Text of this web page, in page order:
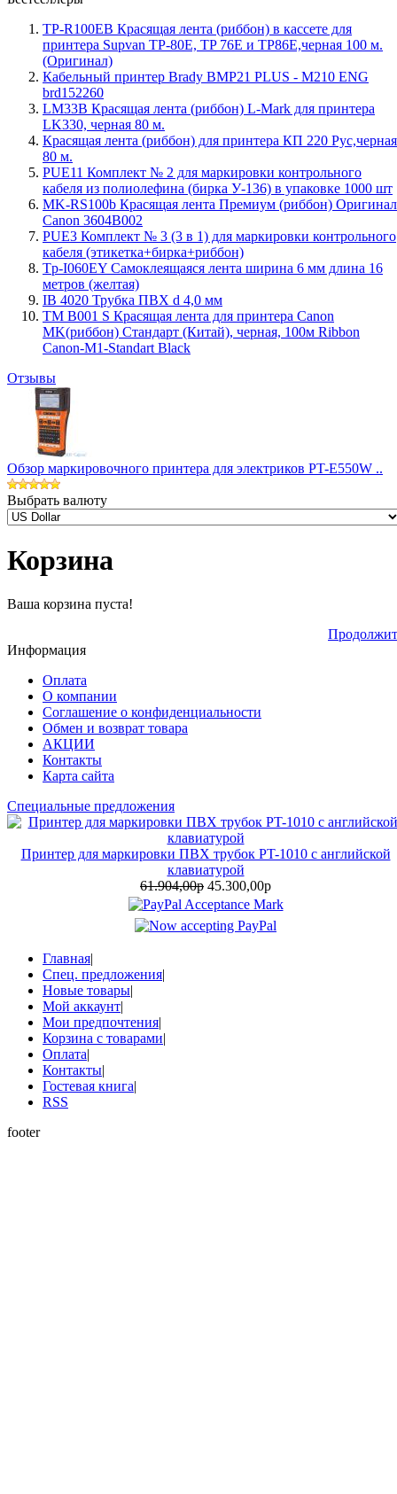
TP-R100EB Красящая лента (риббон) в кассете для
принтера Supvan TP-80E, TP 76E и TP86E,черная 100 м.
(Оригинал)
Кабельный принтер Brady BMP21 PLUS - M210 ENG
brd152260
LM33B Красящая лента (риббон) L-Mark для принтера
LK330, черная 80 м.
Красящая лента (риббон) для принтера КП 220 Рус,черная
80 м.
PUE11 Комплект № 2 для маркировки контрольного
кабеля из полиолефина (бирка У-136) в упаковке 1000 шт
MK-RS100b Красящая лента Премиум (риббон) Оригинал
Canon 3604B002
PUE3 Комплект № 3 (3 в 1) для маркировки контрольного
кабеля (этикетка+бирка+риббон)
Tp-I060EY Самоклеящаяся лента ширина 6 мм длина 16
метров (желтая)
IB 4020 Трубка ПВХ d 4,0 мм
TM B001 S Красящая лента для принтера Canon
MK(риббон) Стандарт (Китай), черная, 100м Ribbon
Canon-M1-Standart Black
Отзывы
Обзор маркировочного принтера для электриков PT-E550W ..
Выбрать валюту
Корзина
Ваша корзина пуста!
Информация
Оплата
О компании
Соглашение о конфиденциальности
Обмен и возврат товара
АКЦИИ
Контакты
Карта сайта
Специальные предложения
Принтер для маркировки ПВХ трубок PT-1010 с английской
клавиатурой
61.904,00р 45.300,00р
Главная|
Спец. предложения|
Новые товары|
Мой аккаунт|
Мои предпочтения|
Корзина с товарами|
Оплата|
Контакты|
Гостевая книга|
RSS
footer